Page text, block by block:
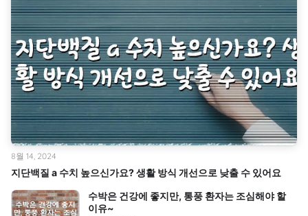
지단백질 a 수치 높으신가요? 생활 방식 개선으로 낮출 수 있어요
8월 14, 2024
수박은 건강에 좋지만, 통풍 환자는 조심해야 할
이유~